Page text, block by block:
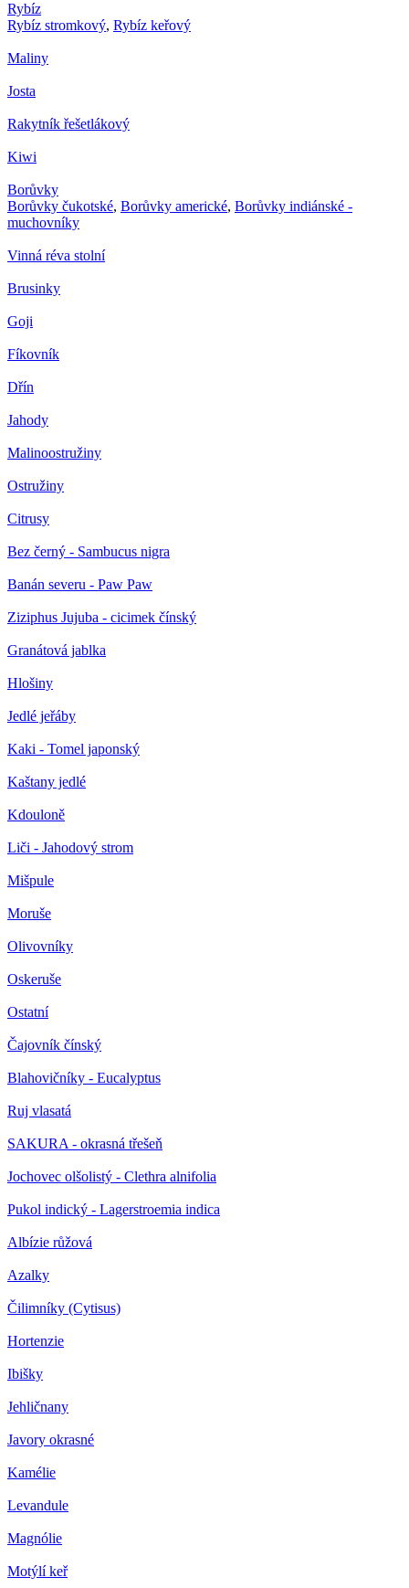
Rybíz
Rybíz stromkový, Rybíz keřový
Maliny
Josta
Rakytník řešetlákový
Kiwi
Borůvky
Borůvky čukotské, Borůvky americké, Borůvky indiánské -
muchovníky
Vinná réva stolní
Brusinky
Goji
Fíkovník
Dřín
Jahody
Malinoostružiny
Ostružiny
Citrusy
Bez černý - Sambucus nigra
Banán severu - Paw Paw
Ziziphus Jujuba - cicimek čínský
Granátová jablka
Hlošiny
Jedlé jeřáby
Kaki - Tomel japonský
Kaštany jedlé
Kdouloně
Liči - Jahodový strom
Mišpule
Moruše
Olivovníky
Oskeruše
Ostatní
Čajovník čínský
Blahovičníky - Eucalyptus
Ruj vlasatá
SAKURA - okrasná třešeň
Jochovec olšolistý - Clethra alnifolia
Pukol indický - Lagerstroemia indica
Albízie růžová
Azalky
Čilimníky (Cytisus)
Hortenzie
Ibišky
Jehličnany
Javory okrasné
Kamélie
Levandule
Magnólie
Motýlí keř